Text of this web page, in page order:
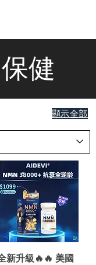
健
顯示全部
新升級🔥🔥 美國